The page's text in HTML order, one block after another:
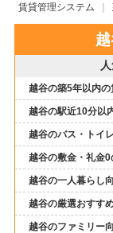
賃貸管理システム
越谷の築5年以内の
越谷の駅近10分以
越谷のバス・トイ
越谷の敷金・礼金0
越谷の一人暮らし
越谷の厳選おすす
越谷のファミリー